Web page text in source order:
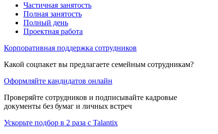
Частичная занятость
Полная занятость
Полный день
Проектная работа
Корпоративная поддержка сотрудников
Какой соцпакет вы предлагаете семейным сотрудникам?
Оформляйте кандидатов онлайн
Проверяйте сотрудников и подписывайте кадровые
документы без бумаг и личных встреч
Ускорьте подбор в 2 раза с Talantix